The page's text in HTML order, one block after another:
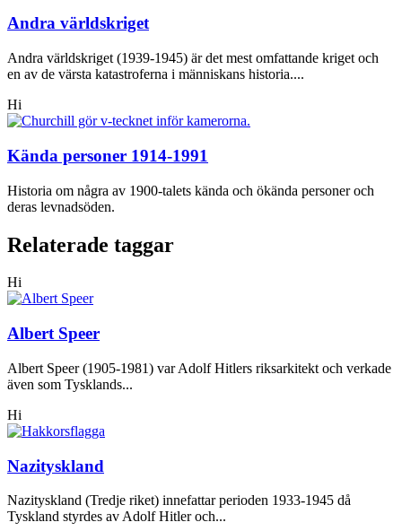
Andra världskriget
Andra världskriget (1939-1945) är det mest omfattande kriget och
en av de värsta katastroferna i människans historia....
Hi
Kända personer 1914-1991
Historia om några av 1900-talets kända och ökända personer och
deras levnadsöden.
Relaterade taggar
Hi
Albert Speer
Albert Speer (1905-1981) var Adolf Hitlers riksarkitekt och verkade
även som Tysklands...
Hi
Nazityskland
Nazityskland (Tredje riket) innefattar perioden 1933-1945 då
Tyskland styrdes av Adolf Hitler och...